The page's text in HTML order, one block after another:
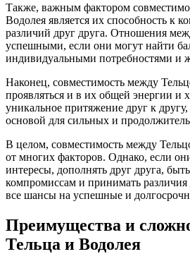
Также, важным фактором
Водолея является их способность к
различий друг друга. Отношения
успешными, если они могут найти
индивидуальными потребностями и
Наконец, совместимость между
проявляться и в их общей энергии
уникальное притяжение друг к
основой для сильных и
В целом, совместимость между
от многих факторов. Однако, если
интересы, дополнять друг друга,
компромиссам и принимать различия
все шансы на успешные и
Преимущества и
Тельца и Водолея